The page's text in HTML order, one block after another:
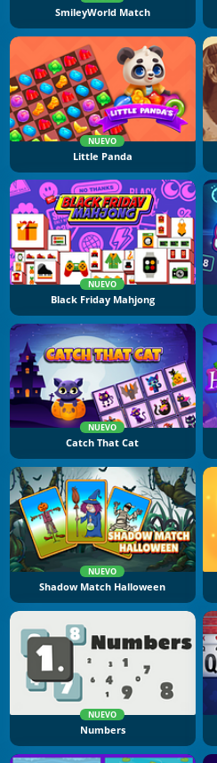
SmileyWorld Match
NUEVO
Little Panda
NUEVO
Black Friday Mahjong
NUEVO
Catch That Cat
NUEVO
Shadow Match Halloween
NUEVO
Numbers